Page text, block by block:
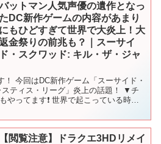
ットマン人気声優の遺作となっ
たDC新作ゲームの内容があまり
にもひどすぎて世界で大炎上！大
金祭りの前兆も？｜スーサイ
ド・スクワッド: キル・ザ・ジャ
今回はDC新作ゲーム「スーサイド・
ティス・リーグ」炎上の話題！ ▼チ
やってます❗️ 世界で起こっている時事
【閲覧注意】ドラクエ3HDリメイ